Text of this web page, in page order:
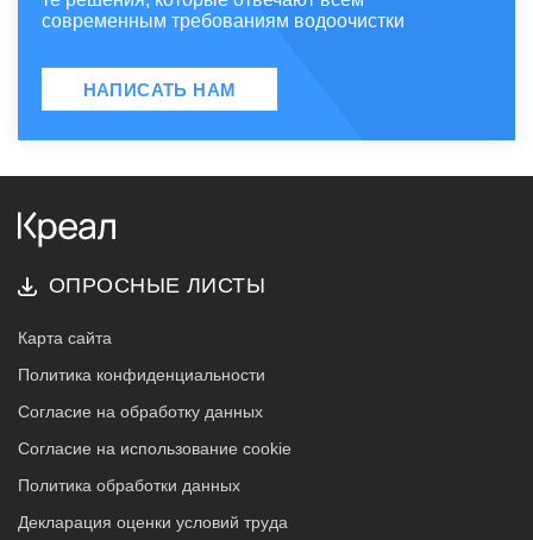
НАПИСАТЬ НАМ
современным требованиям водоочистки
ОПРОСНЫЕ ЛИСТЫ
Карта сайта
Политика конфиденциальности
Согласие на обработку данных
Согласие на использование cookie
Политика обработки данных
Декларация оценки условий труда